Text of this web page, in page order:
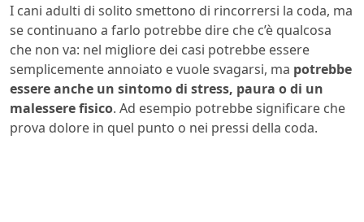
I cani adulti di solito smettono di rincorrersi la coda, ma
se continuano a farlo potrebbe dire che c’è qualcosa
che non va: nel migliore dei casi potrebbe essere
semplicemente annoiato e vuole svagarsi, ma potrebbe
essere anche un sintomo di stress, paura o di un
malessere fisico. Ad esempio potrebbe significare che
prova dolore in quel punto o nei pressi della coda.